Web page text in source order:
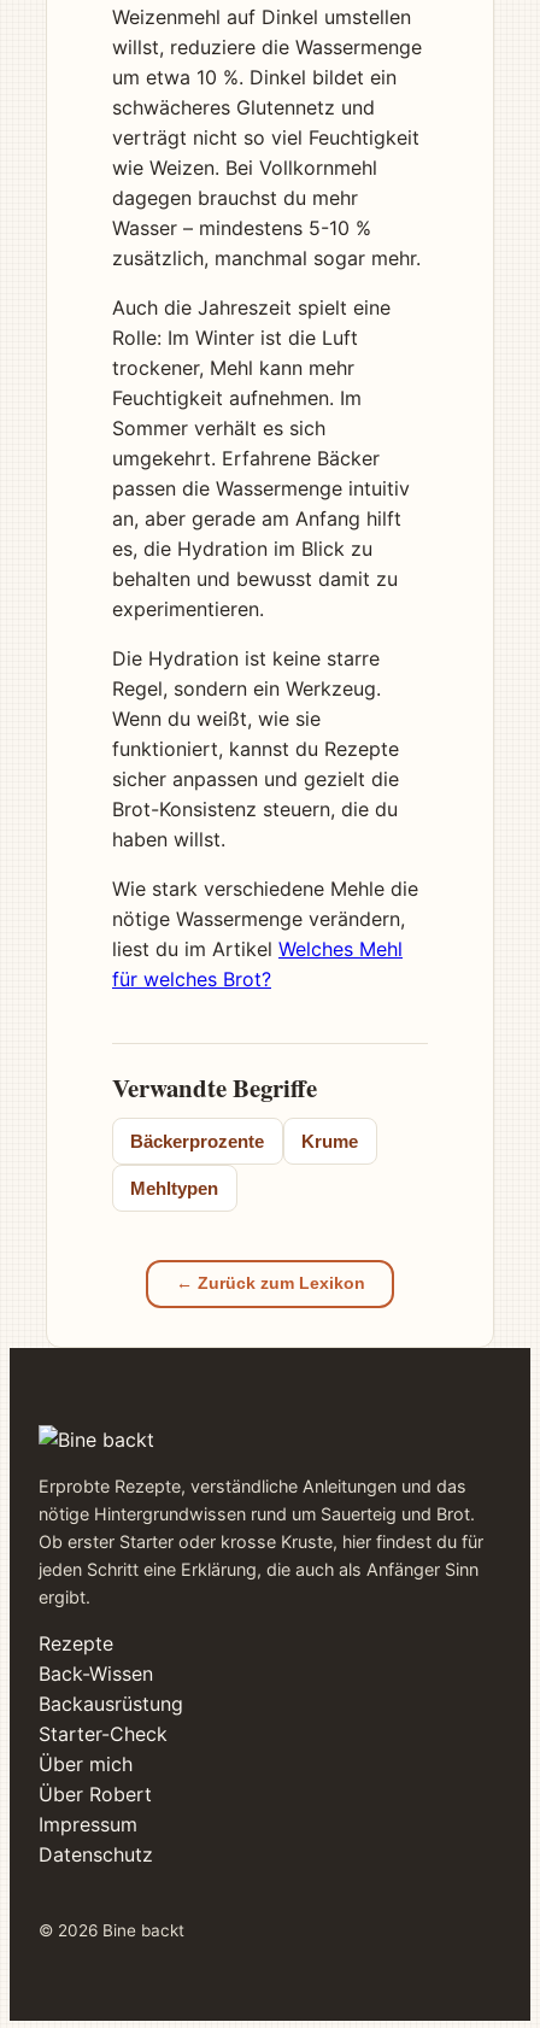
Weizenmehl auf Dinkel umstellen
willst, reduziere die Wassermenge
um etwa 10 %. Dinkel bildet ein
schwächeres Glutennetz und
verträgt nicht so viel Feuchtigkeit
wie Weizen. Bei Vollkornmehl
dagegen brauchst du mehr
Wasser – mindestens 5-10 %
zusätzlich, manchmal sogar mehr.
Auch die Jahreszeit spielt eine
Rolle: Im Winter ist die Luft
trockener, Mehl kann mehr
Feuchtigkeit aufnehmen. Im
Sommer verhält es sich
umgekehrt. Erfahrene Bäcker
passen die Wassermenge intuitiv
an, aber gerade am Anfang hilft
es, die Hydration im Blick zu
behalten und bewusst damit zu
experimentieren.
Die Hydration ist keine starre
Regel, sondern ein Werkzeug.
Wenn du weißt, wie sie
funktioniert, kannst du Rezepte
sicher anpassen und gezielt die
Brot-Konsistenz steuern, die du
haben willst.
Wie stark verschiedene Mehle die
nötige Wassermenge verändern,
liest du im Artikel Welches Mehl
für welches Brot?
Verwandte Begriffe
Bäckerprozente Krume
Mehltypen
← Zurück zum Lexikon
Erprobte Rezepte, verständliche Anleitungen und das
nötige Hintergrundwissen rund um Sauerteig und Brot.
Ob erster Starter oder krosse Kruste, hier findest du für
jeden Schritt eine Erklärung, die auch als Anfänger Sinn
ergibt.
Rezepte
Back-Wissen
Backausrüstung
Starter-Check
Über mich
Über Robert
Impressum
Datenschutz
© 2026 Bine backt